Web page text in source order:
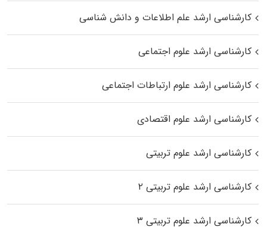
کارشناسی ارشد علم اطلاعات و دانش شناسی
کارشناسی ارشد علوم اجتماعی
کارشناسی ارشد علوم ارتباطات اجتماعی
کارشناسی ارشد علوم اقتصادی
کارشناسی ارشد علوم تربیتی
کارشناسی ارشد علوم تربیتی ۲
کارشناسی ارشد علوم تربیتی ۳